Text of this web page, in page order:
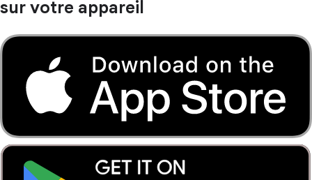
sur votre appareil